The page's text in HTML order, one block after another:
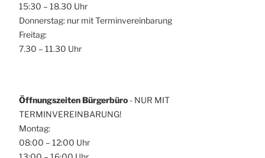
15:30 – 18.30 Uhr
Donnerstag: nur mit Terminvereinbarung
Freitag:
7.30 – 11.30 Uhr
Öffnungszeiten Bürgerbüro - NUR MIT
TERMINVEREINBARUNG!
Montag:
08:00 – 12:00 Uhr